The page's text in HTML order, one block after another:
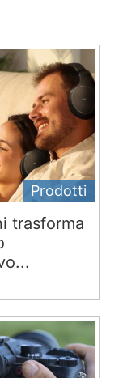
Prodotti
trasforma